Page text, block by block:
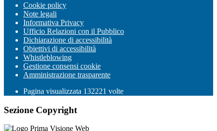
Cookie policy
Note legali
Informativa Privacy
Ufficio Relazioni con il Pubblico
Dichiarazione di accessibilità
Obiettivi di accessibilità
Whistleblowing
Gestione consensi cookie
Amministrazione trasparente
Pagina visualizzata 132221 volte
Sezione Copyright